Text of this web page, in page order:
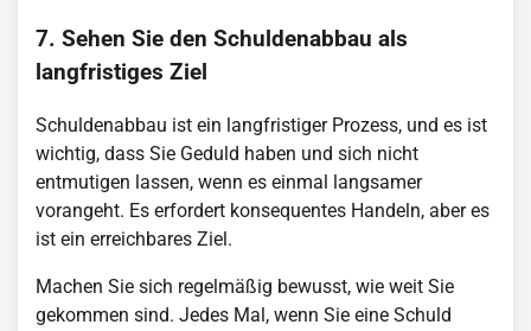
7. Sehen Sie den Schuldenabbau als
langfristiges Ziel
Schuldenabbau ist ein langfristiger Prozess, und es ist
wichtig, dass Sie Geduld haben und sich nicht
entmutigen lassen, wenn es einmal langsamer
vorangeht. Es erfordert konsequentes Handeln, aber es
ist ein erreichbares Ziel.
Machen Sie sich regelmäßig bewusst, wie weit Sie
gekommen sind. Jedes Mal, wenn Sie eine Schuld